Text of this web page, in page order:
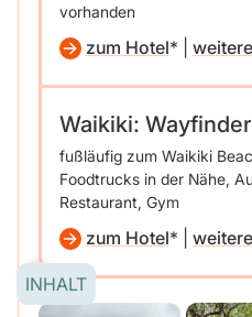
vorhanden
zum Hotel
Waikiki:
fußläufig zum Waikiki
Foodtrucks in der Nähe,
Restaurant, Gym
zum Hotel
INHALT